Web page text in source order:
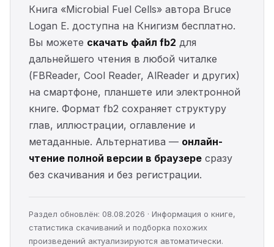
Книга «Microbial Fuel Cells» автора Bruce
Logan E. доступна на Книгизм бесплатно.
Вы можете скачать файл fb2 для
дальнейшего чтения в любой читалке
(FBReader, Cool Reader, AlReader и других)
на смартфоне, планшете или электронной
книге. Формат fb2 сохраняет структуру
глав, иллюстрации, оглавление и
метаданные. Альтернатива — онлайн-
чтение полной версии в браузере сразу
без скачивания и без регистрации.
Раздел обновлён: 08.08.2026 · Информация о книге,
статистика скачиваний и подборка похожих
произведений актуализируются автоматически.